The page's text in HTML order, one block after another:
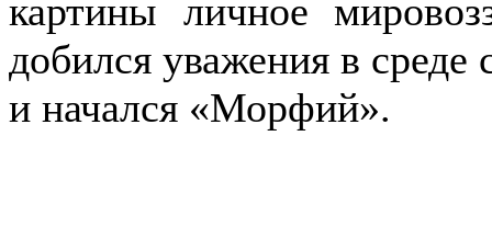
картины личное
добился уважения в среде
и начался «Морфий».